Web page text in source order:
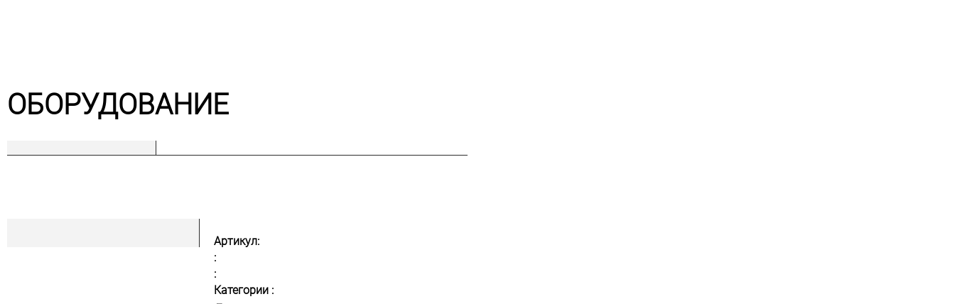
ОБОРУДОВАНИЕ
Артикул:
:
:
Категории :